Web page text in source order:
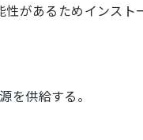
があるためインスト
供給する。